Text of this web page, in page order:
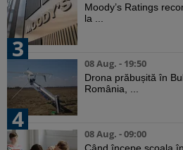
Moody’s Ratings
la ...
3
08 Aug. - 19:50
Drona prăbușită în
România, ...
4
08 Aug. - 09:00